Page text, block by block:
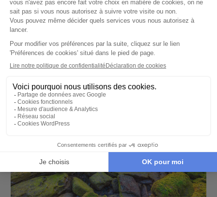
Abu Oreum, Geum Oreum et Yongnuni Oreum, ainsi
que le cap Seopjikoji sur la côte est de l'île et la ville de
Seogwipo sur la côte sud, incluant une visite des chutes
de Cheonjeyeon.